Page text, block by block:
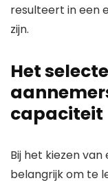
resulteert in een
zijn.
Het
capaciteit
Bij het kiezen
belangrijk om te